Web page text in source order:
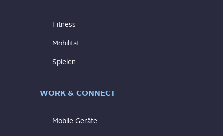
Fitness
Mobilität
Spielen
WORK & CONNECT
Mobile Geräte